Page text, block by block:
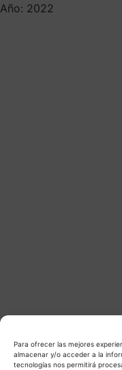
Para ofrecer las mejores
almacenar y/o acceder a la
tecnologías nos permitirá
Año: 2022